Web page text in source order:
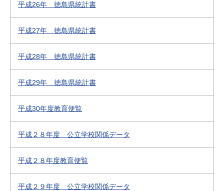
平成26年 徳島県統計書
平成27年 徳島県統計書
平成28年 徳島県統計書
平成29年 徳島県統計書
平成30年度教育便覧
平成２８年度 公立学校関係データ
平成２８年度教育便覧
平成２９年度 公立学校関係データ